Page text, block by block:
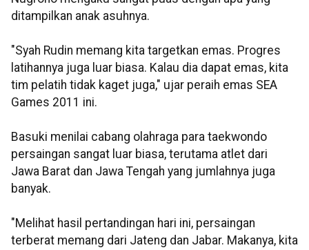
ditampilkan anak asuhnya.
"Syah Rudin memang kita targetkan emas. Progres
latihannya juga luar biasa. Kalau dia dapat emas, kita
tim pelatih tidak kaget juga," ujar peraih emas SEA
Games 2011 ini.
Basuki menilai cabang olahraga para taekwondo
persaingan sangat luar biasa, terutama atlet dari
Jawa Barat dan Jawa Tengah yang jumlahnya juga
banyak.
"Melihat hasil pertandingan hari ini, persaingan
terberat memang dari Jateng dan Jabar. Makanya, kita